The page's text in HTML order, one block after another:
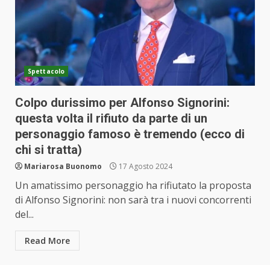
Spettacolo
Colpo durissimo per Alfonso Signorini:
questa volta il rifiuto da parte di un
personaggio famoso è tremendo (ecco di
chi si tratta)
Mariarosa Buonomo 17 Agosto 2024
Un amatissimo personaggio ha rifiutato la proposta
di Alfonso Signorini: non sarà tra i nuovi concorrenti
del...
Read More